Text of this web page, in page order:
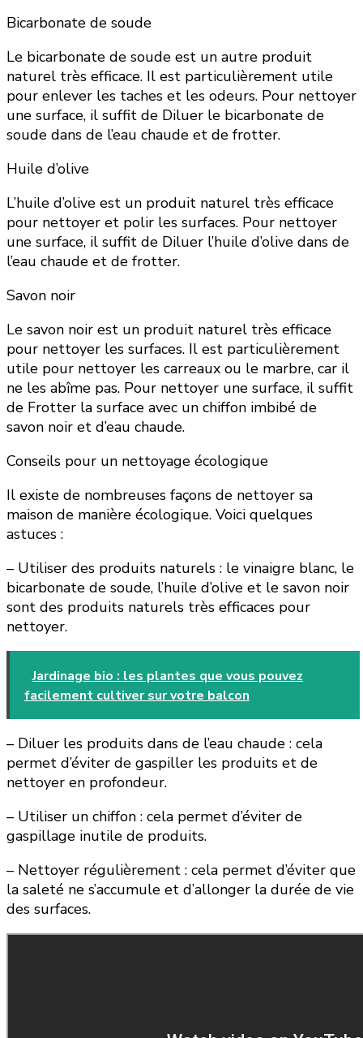
Bicarbonate de soude
Le bicarbonate de soude est un autre produit
naturel très efficace. Il est particulièrement utile
pour enlever les taches et les odeurs. Pour nettoyer
une surface, il suffit de Diluer le bicarbonate de
soude dans de l’eau chaude et de frotter.
Huile d’olive
L’huile d’olive est un produit naturel très efficace
pour nettoyer et polir les surfaces. Pour nettoyer
une surface, il suffit de Diluer l’huile d’olive dans de
l’eau chaude et de frotter.
Savon noir
Le savon noir est un produit naturel très efficace
pour nettoyer les surfaces. Il est particulièrement
utile pour nettoyer les carreaux ou le marbre, car il
ne les abîme pas. Pour nettoyer une surface, il suffit
de Frotter la surface avec un chiffon imbibé de
savon noir et d’eau chaude.
Conseils pour un nettoyage écologique
Il existe de nombreuses façons de nettoyer sa
maison de manière écologique. Voici quelques
astuces :
– Utiliser des produits naturels : le vinaigre blanc, le
bicarbonate de soude, l’huile d’olive et le savon noir
sont des produits naturels très efficaces pour
nettoyer.
Jardinage bio : les plantes que vous pouvez
facilement cultiver sur votre balcon
– Diluer les produits dans de l’eau chaude : cela
permet d’éviter de gaspiller les produits et de
nettoyer en profondeur.
– Utiliser un chiffon : cela permet d’éviter de
gaspillage inutile de produits.
– Nettoyer régulièrement : cela permet d’éviter que
la saleté ne s’accumule et d’allonger la durée de vie
des surfaces.